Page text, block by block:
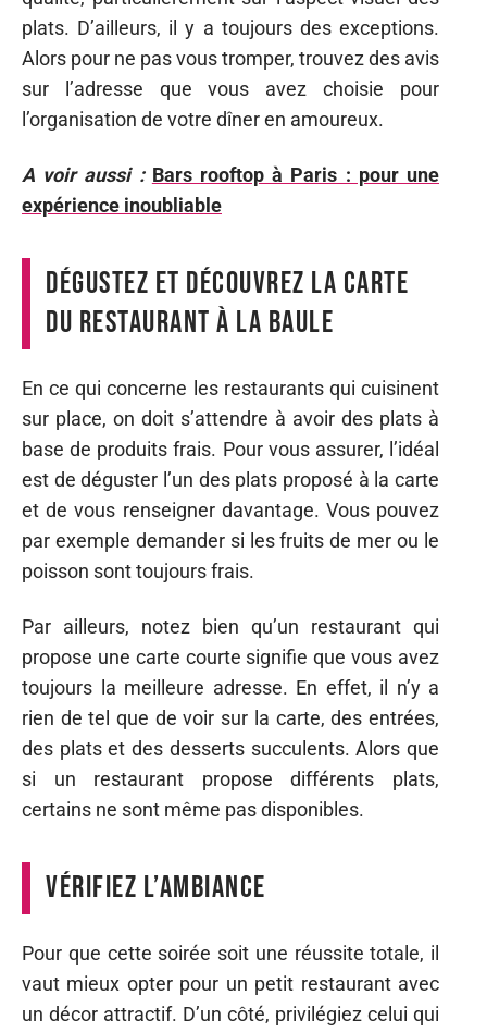
plats. D’ailleurs, il y a toujours des exceptions.
Alors pour ne pas vous tromper, trouvez des avis
sur l’adresse que vous avez choisie pour
l’organisation de votre dîner en amoureux.
A voir aussi : Bars rooftop à Paris : pour une
expérience inoubliable
Dégustez et découvrez la carte
du restaurant à la Baule
En ce qui concerne les restaurants qui cuisinent
sur place, on doit s’attendre à avoir des plats à
base de produits frais. Pour vous assurer, l’idéal
est de déguster l’un des plats proposé à la carte
et de vous renseigner davantage. Vous pouvez
par exemple demander si les fruits de mer ou le
poisson sont toujours frais.
Par ailleurs, notez bien qu’un restaurant qui
propose une carte courte signifie que vous avez
toujours la meilleure adresse. En effet, il n’y a
rien de tel que de voir sur la carte, des entrées,
des plats et des desserts succulents. Alors que
si un restaurant propose différents plats,
certains ne sont même pas disponibles.
Vérifiez l’ambiance
Pour que cette soirée soit une réussite totale, il
vaut mieux opter pour un petit restaurant avec
un décor attractif. D’un côté, privilégiez celui qui